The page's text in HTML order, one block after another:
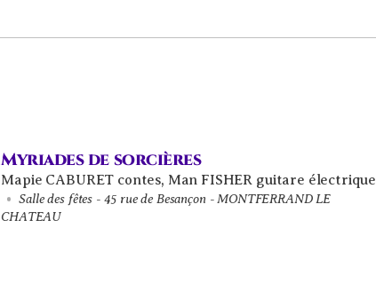
Myriades de sorcières
Mapie CABURET contes, Man FISHER guitare électrique
Salle des fêtes - 45 rue de Besançon - MONTFERRAND LE
CHATEAU